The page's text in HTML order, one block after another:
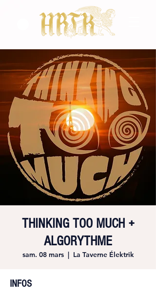
THINKING TOO MUCH +
ALGORYTHME
sam. 08 mars
  |
La Taverne Élektrik
INFOS